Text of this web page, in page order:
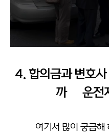
4. 합의금과 변호
까 – 운전
여기서 많이 궁금해